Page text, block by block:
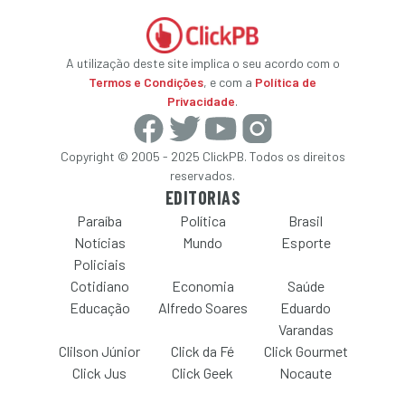
A utilização deste site implica o seu acordo com o
Termos e Condições, e com a Política de
Privacidade.
Copyright © 2005 - 2025 ClickPB. Todos os direitos
reservados.
EDITORIAS
Paraíba Política
Brasil
Notícias
Policiais
Mundo Esporte
Cotidiano Economia
Saúde
Educação
Alfredo Soares
Eduardo
Varandas
Clilson Júnior
Click da Fé
Click Gourmet
Click Jus
Click Geek Nocaute